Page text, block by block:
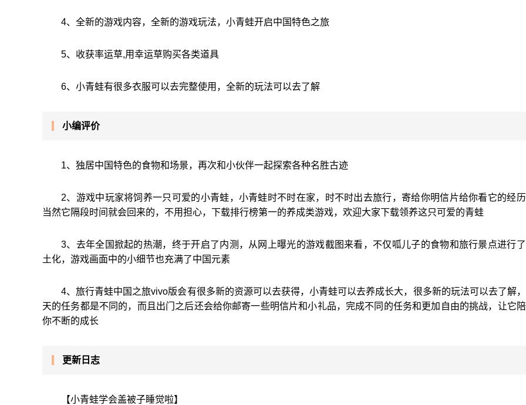
4、全新的游戏内容，全新的游戏玩法，小青蛙开启中国特色之旅
5、收获率运草,用幸运草购买各类道具
6、小青蛙有很多衣服可以去完整使用，全新的玩法可以去了解
小编评价
1、独居中国特色的食物和场景，再次和小伙伴一起探索各种名胜古迹
2、游戏中玩家将饲养一只可爱的小青蛙，小青蛙时不时在家，时不时出去旅行，寄给你明信片给你看它的经历
当然它隔段时间就会回来的，不用担心，下载排行榜第一的养成类游戏，欢迎大家下载领养这只可爱的青蛙
3、去年全国掀起的热潮，终于开启了内测，从网上曝光的游戏截图来看，不仅呱儿子的食物和旅行景点进行
土化，游戏画面中的小细节也充满了中国元素
4、旅行青蛙中国之旅vivo版会有很多新的资源可以去获得，小青蛙可以去养成长大，很多新的玩法可以去了解
天的任务都是不同的，而且出门之后还会给你邮寄一些明信片和小礼品，完成不同的任务和更加自由的挑战，让它
你不断的成长
更新日志
【小青蛙学会盖被子睡觉啦】